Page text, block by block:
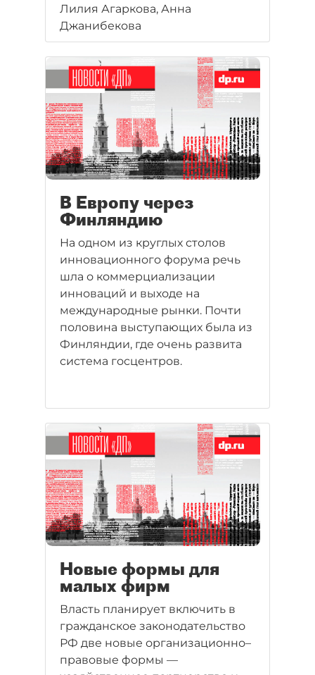
рублей.
Лилия Агаркова, Анна
Джанибекова
В Европу через
Финляндию
На одном из круглых столов
инновационного форума речь
шла о коммерциализации
инноваций и выходе на
международные рынки. Почти
половина выступающих была из
Финляндии, где очень развита
система госцентров.
Новые формы для
малых фирм
Власть планирует включить в
гражданское законодательство
РФ две новые организационно–
правовые формы —